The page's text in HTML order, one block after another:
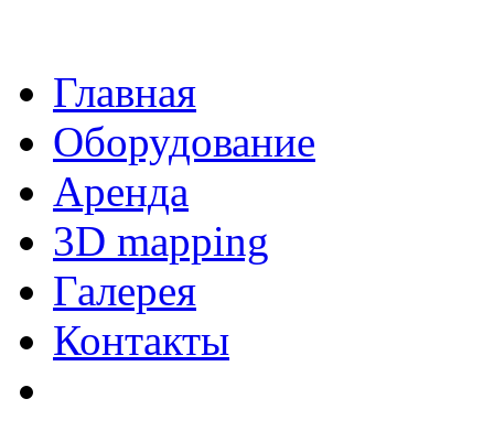
Главная
Оборудование
Аренда
3D mapping
Галерея
Контакты